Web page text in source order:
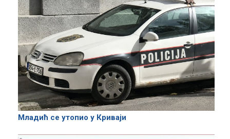
Младић се утопио у Криваји